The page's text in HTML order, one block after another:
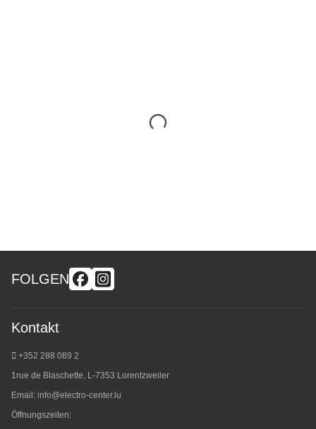
FOLGEN
Kontakt
+352 288 089 2
1rue de Blaschette, L-7353 Lorentzweiler
Email: info@electro-center.lu
Öffnungszeiten: